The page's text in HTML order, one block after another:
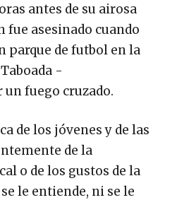
antes de su airosa
fue asesinado cuando
parque de futbol en la
-
fuego cruzado.
de los jóvenes y de las
de la
o de los gustos de la
le entiende, ni se le